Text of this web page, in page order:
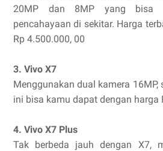
20MP dan 8MP yang bisa
pencahayaan di sekitar. Harga
Rp 4.500.000, 00
3. Vivo X7
Menggunakan dual kamera
ini bisa kamu dapat dengan harga
4. Vivo X7 Plus
Tak berbeda jauh dengan X7,